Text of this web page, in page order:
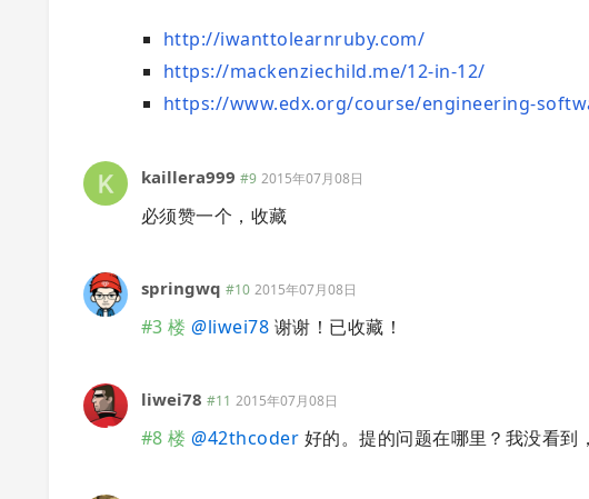
http://iwanttolearnruby.com/
https://mackenziechild.me/12-in-12/
https://www.edx.org/course/engineering-
kaillera999 #9 2015年07月08日
必须赞一个，收藏
springwq #10 2015年07月08日
#3 楼 @liwei78 谢谢！已收藏！
liwei78 #11 2015年07月08日
#8 楼 @42thcoder 好的。提的问题在哪里？我没看